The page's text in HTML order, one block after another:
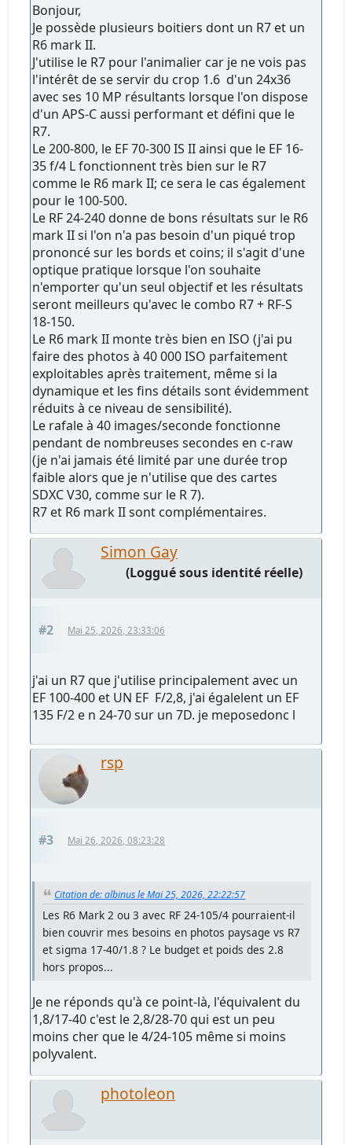
Bonjour,
Je possède plusieurs boitiers dont un R7 et un
R6 mark II.
J'utilise le R7 pour l'animalier car je ne vois pas
l'intérêt de se servir du crop 1.6 d'un 24x36
avec ses 10 MP résultants lorsque l'on dispose
d'un APS-C aussi performant et défini que le
R7.
Le 200-800, le EF 70-300 IS II ainsi que le EF 16-
35 f/4 L fonctionnent très bien sur le R7
comme le R6 mark II; ce sera le cas également
pour le 100-500.
Le RF 24-240 donne de bons résultats sur le R6
mark II si l'on n'a pas besoin d'un piqué trop
prononcé sur les bords et coins; il s'agit d'une
optique pratique lorsque l'on souhaite
n'emporter qu'un seul objectif et les résultats
seront meilleurs qu'avec le combo R7 + RF-S
18-150.
Le R6 mark II monte très bien en ISO (j'ai pu
faire des photos à 40 000 ISO parfaitement
exploitables après traitement, même si la
dynamique et les fins détails sont évidemment
réduits à ce niveau de sensibilité).
Le rafale à 40 images/seconde fonctionne
pendant de nombreuses secondes en c-raw
(je n'ai jamais été limité par une durée trop
faible alors que je n'utilise que des cartes
SDXC V30, comme sur le R 7).
R7 et R6 mark II sont complémentaires.
Simon Gay
(Loggué sous identité réelle)
#2 Mai 25, 2026, 23:33:06
j'ai un R7 que j'utilise principalement avec un
EF 100-400 et UN EF F/2,8, j'ai égalelent un EF
135 F/2 e n 24-70 sur un 7D. je meposedonc l
rsp
#3 Mai 26, 2026, 08:23:28
Citation de: albinus le Mai 25, 2026, 22:22:57
Les R6 Mark 2 ou 3 avec RF 24-105/4 pourraient-il
bien couvrir mes besoins en photos paysage vs R7
et sigma 17-40/1.8 ? Le budget et poids des 2.8
hors propos...
Je ne réponds qu'à ce point-là, l'équivalent du
1,8/17-40 c'est le 2,8/28-70 qui est un peu
moins cher que le 4/24-105 même si moins
polyvalent.
photoleon